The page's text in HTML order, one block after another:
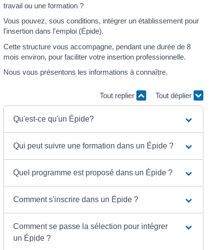
travail ou une formation ?
Vous pouvez, sous conditions, intégrer un établissement pour
l'insertion dans l'emploi (Épide).
Cette structure vous accompagne, pendant une durée de 8
mois environ, pour faciliter votre insertion professionnelle.
Nous vous présentons les informations à connaître.
Tout replier Tout déplier
Qu'est-ce qu'un Épide?
Qui peut suivre une formation dans un Épide ?
Quel programme est proposé dans un Épide ?
Comment s'inscrire dans un Épide ?
Comment se passe la sélection pour intégrer
un Épide ?